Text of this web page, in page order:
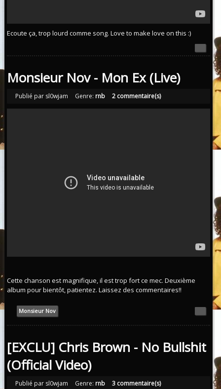
Ecoute ça, trop lourd comme song. Love to make love on this :)
Monsieur Nov - Mon Ex (Live)
Publié par sl0wjam Genre: rnb 2 commentaire(s)
Cette chanson est magnifique, il est trop fort ce mec. Deuxième
album pour bientôt, patientez. Laissez des commentaires!!
Monsieur Nov
[EXCLU] Chris Brown - No Bullshit
(Official Video)
Publié par sl0wjam Genre: rnb 3 commentaire(s)